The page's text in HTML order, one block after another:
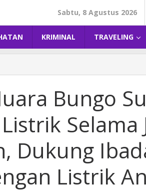
Sabtu, 8 Agustus 2026
KRIMINAL TRAVELING
Bungo
Selama
Dukung
Listrik